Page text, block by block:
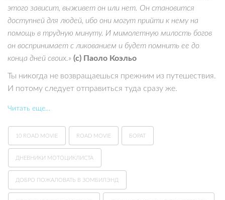
этого зависит, выживет он или нет. Он становится
доступней для людей, ибо они могут прийти к нему на
помощь в трудную минуту. И мимолетную милость богов
он воспринимает с ликованием и будет помнить ее до
конца дней своих.» (с) Паоло Коэльо
Ты никогда не возвращаешься прежним из путешествия.
И потому следует отправиться туда сразу же.
Читать еще…
10 ROAD MOVIE ROAD MOVIE БОРАТ
ДНЕВНИКИ МОТОЦИКЛИСТА
ДОБРО ПОЖАЛОВАТЬ В ЗОМБИЛЭНД